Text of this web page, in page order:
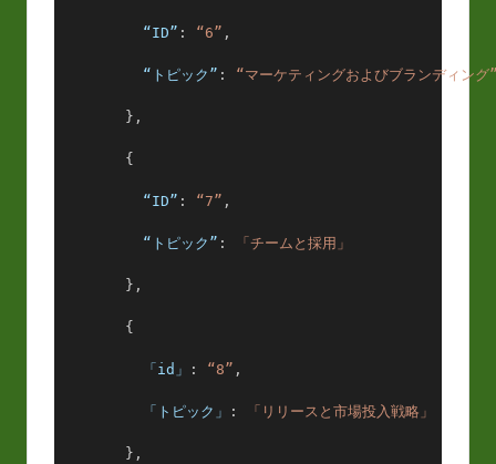
“ID” : “6” ,
“トピック” : “マーケティングおよびブランディング
},
{
“ID” : “7” ,
“トピック” : 「チームと採用」
},
{
「id」 : “8” ,
「トピック」 : 「リリースと市場投入戦略」
},